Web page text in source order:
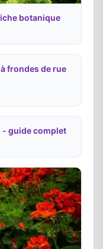
botanique
frondes de rue
- guide complet